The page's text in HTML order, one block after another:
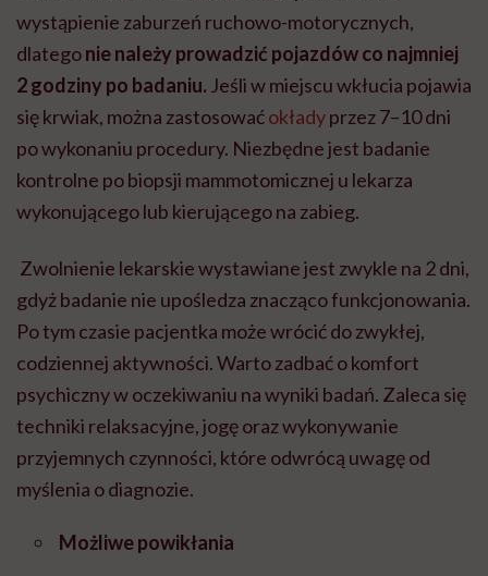
wystąpienie zaburzeń ruchowo-motorycznych,
dlategonie należy prowadzić pojazdów co najmniej
2 godziny po badaniu. Jeśli w miejscu wkłucia pojawia
się krwiak, można zastosowaćokładyprzez 7–10 dni
po wykonaniu procedury. Niezbędne jest badanie
kontrolne po biopsji mammotomicznej u lekarza
wykonującego lub kierującego na zabieg.
Zwolnienie lekarskie wystawiane jest zwykle na 2 dni,
gdyż badanie nie upośledza znacząco funkcjonowania.
Po tym czasie pacjentka może wrócić do zwykłej,
codziennej aktywności. Warto zadbać o komfort
psychiczny w oczekiwaniu na wyniki badań. Zaleca się
techniki relaksacyjne, jogę oraz wykonywanie
przyjemnych czynności, które odwrócą uwagę od
myślenia o diagnozie.
Możliwe powikłania